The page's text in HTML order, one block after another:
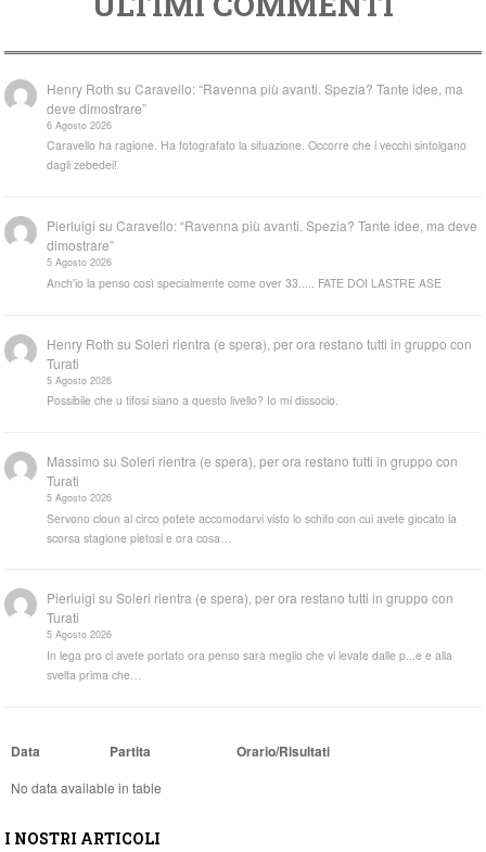
Henry Roth suCaravello: “Ravenna più avanti. Spezia? Tante idee, ma
deve dimostrare”
6 Agosto 2026
Caravello ha ragione. Ha fotografato la situazione. Occorre che i vecchi sintolgano
dagli zebedei!
Pierluigi suCaravello: “Ravenna più avanti. Spezia? Tante idee, ma deve
dimostrare”
5 Agosto 2026
Anch'io la penso così specialmente come over 33..... FATE DOI LASTRE ASE
Henry Roth suSoleri rientra (e spera), per ora restano tutti in gruppo con
Turati
5 Agosto 2026
Possibile che u tifosi siano a questo livello? Io mi dissocio.
Massimo suSoleri rientra (e spera), per ora restano tutti in gruppo con
Turati
5 Agosto 2026
Servono cloun al circo potete accomodarvi visto lo schifo con cui avete giocato la
scorsa stagione pietosi e ora cosa…
Pierluigi suSoleri rientra (e spera), per ora restano tutti in gruppo con
Turati
5 Agosto 2026
In lega pro ci avete portato ora penso sarà meglio che vi levate dalle p...e e alla
svelta prima che…
Data Partita Orario/Risultati
No data available in table
I NOSTRI ARTICOLI